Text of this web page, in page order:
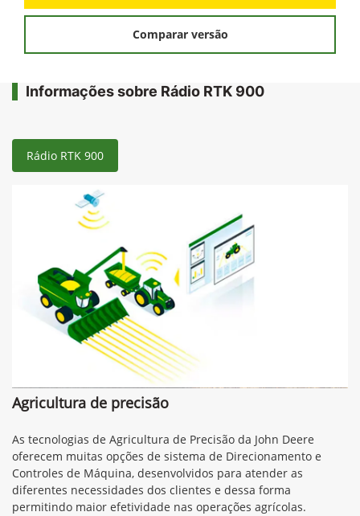
Comparar versão
Informações sobre Rádio RTK 900
Rádio RTK 900
Agricultura de precisão
As tecnologias de Agricultura de Precisão da John Deere
oferecem muitas opções de sistema de Direcionamento e
Controles de Máquina, desenvolvidos para atender as
diferentes necessidades dos clientes e dessa forma
permitindo maior efetividade nas operações agrícolas.